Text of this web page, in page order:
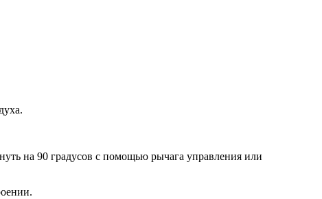
на 90 градусов с помощью рычага управления или